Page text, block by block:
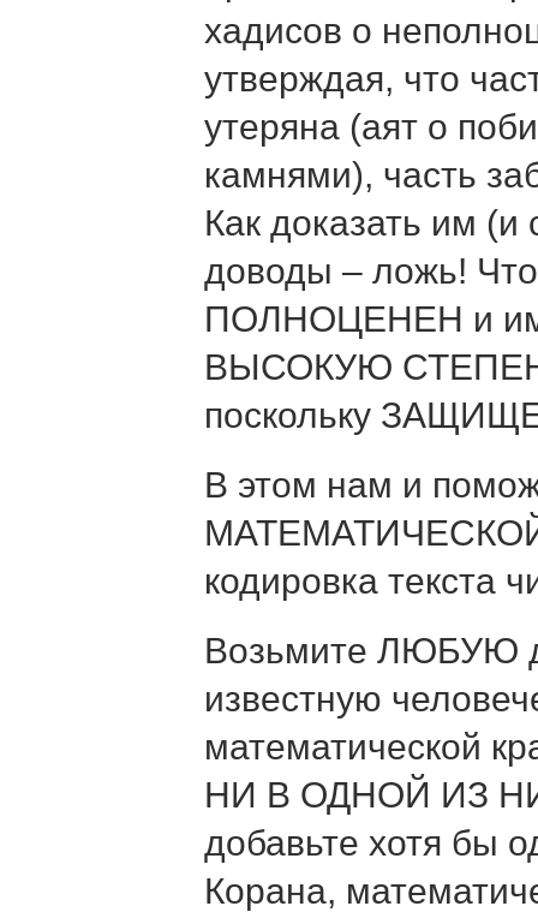
хадисов о
утверждая, что
утеряна (аят о
камнями), часть
Как доказать им (и
доводы – ложь!
ПОЛНОЦЕНЕН и
ВЫСОКУЮ
поскольку
В этом нам и
кодировка текста
Возьмите ЛЮБУЮ
известную
математической
НИ В ОДНОЙ ИЗ
добавьте хотя бы
Корана,